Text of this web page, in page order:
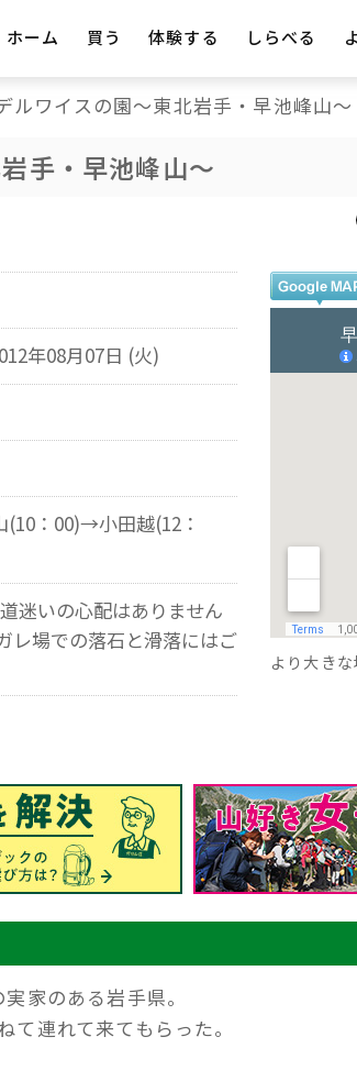
ホーム 買う 体験する しらべる
ルワイスの園～東北岩手・早池峰山～
手・早池峰山～
年08月07日 (火)
：00)→小田越(12：
迷いの心配はありません
レ場での落石と滑落にはご
より大き
家のある岩手県。
連れて来てもらった。